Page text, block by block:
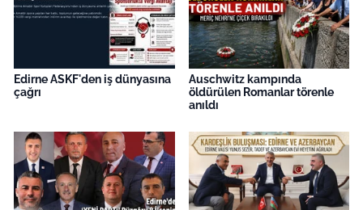
Edirne ASKF'den iş dünyasına
çağrı
Auschwitz kampında
öldürülen Romanlar törenle
anıldı